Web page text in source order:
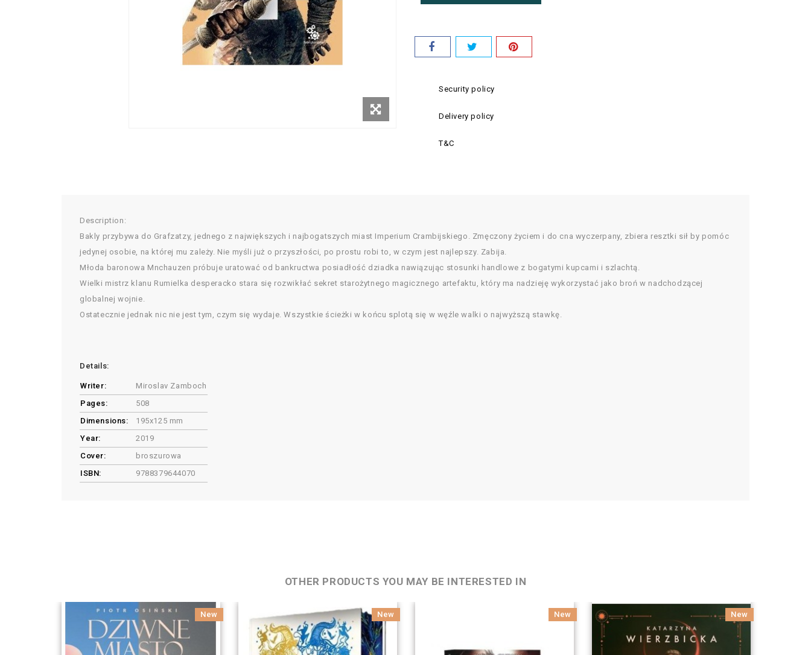
Security policy
Delivery policy
T&C
Description:
Bakly przybywa do Grafzatzy, jednego z największych i najbogatszych miast Imperium Crambijskiego. Zmęczony życiem i do cna wyczerpany, zbiera resztki sił by pomóc
jedynej osobie, na której mu zależy. Nie myśli już o przyszłości, po prostu robi to, w czym jest najlepszy. Zabija.
Młoda baronowa Mnchauzen próbuje uratować od bankructwa posiadłość dziadka nawiązując stosunki handlowe z bogatymi kupcami i szlachtą.
Wielki mistrz klanu Rumielka desperacko stara się rozwikłać sekret starożytnego magicznego artefaktu, który ma nadzieję wykorzystać jako broń w nadchodzącej
globalnej wojnie.
Ostatecznie jednak nic nie jest tym, czym się wydaje. Wszystkie ścieżki w końcu splotą się w węźle walki o najwyższą stawkę.
Details:
Writer:
Miroslav Zamboch
Pages:
508
Dimensions:
195x125 mm
Year:
2019
Cover:
broszurowa
ISBN:
9788379644070
OTHER PRODUCTS YOU MAY BE INTERESTED IN
New New New New